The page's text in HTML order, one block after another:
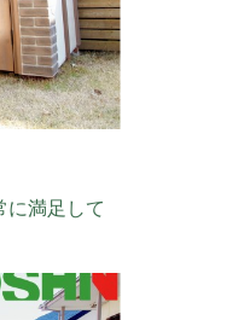
に満足して